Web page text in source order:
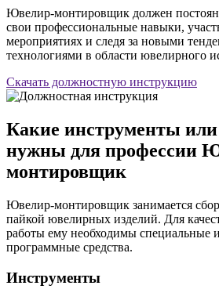
Ювелир-монтировщик должен
свои профессиональные навыки,
мероприятиях и следя за новыми
технологиями в области ювелирного
Скачать должностную инструкцию
Какие инструменты
нужны для профессии
монтировщик
Ювелир-монтировщик занимается
пайкой ювелирных изделий. Для
работы ему необходимы специальные
программные средства.
Инструменты